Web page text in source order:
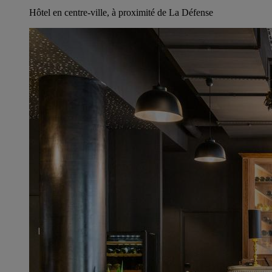
Hôtel en centre-ville, à proximité de La Défense